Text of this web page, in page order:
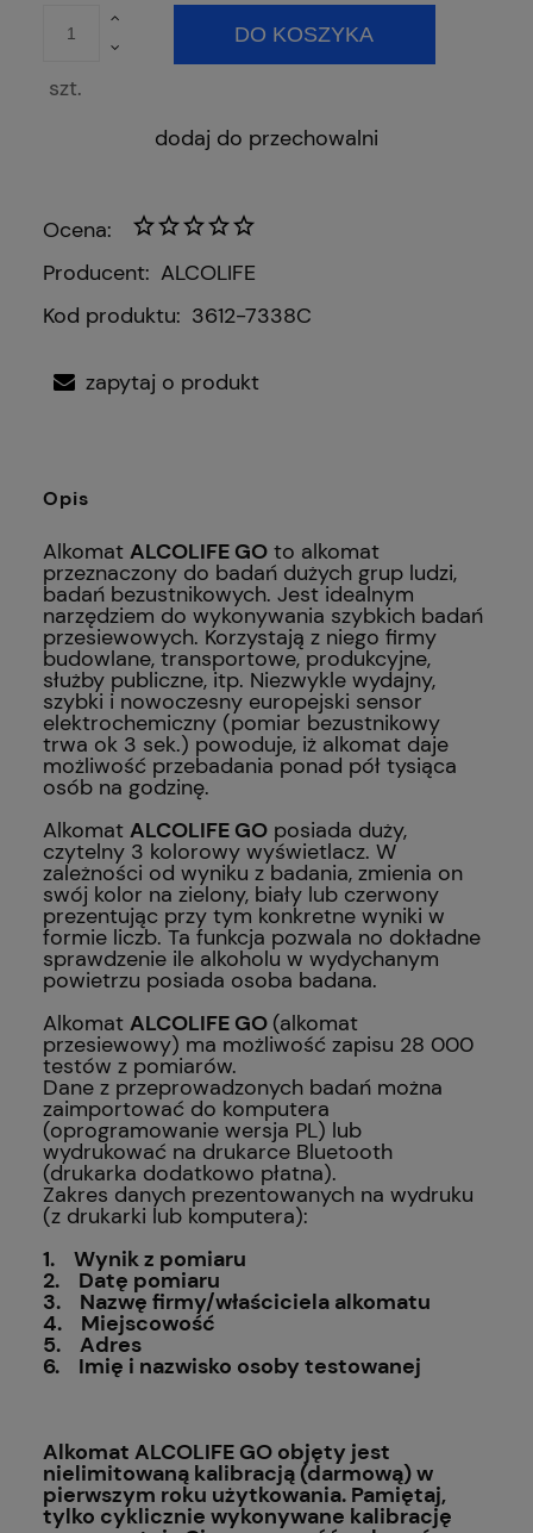
szt.
DO KOSZYKA
dodaj do przechowalni
Ocena:
Producent: ALCOLIFE
Kod produktu: 3612-7338C
zapytaj o produkt
Opis
Alkomat ALCOLIFE GO to alkomat
przeznaczony do badań dużych grup ludzi,
badań bezustnikowych. Jest idealnym
narzędziem do wykonywania szybkich badań
przesiewowych. Korzystają z niego firmy
budowlane, transportowe, produkcyjne,
służby publiczne, itp. Niezwykle wydajny,
szybki i nowoczesny europejski sensor
elektrochemiczny (pomiar bezustnikowy
trwa ok 3 sek.) powoduje, iż alkomat daje
możliwość przebadania ponad pół tysiąca
osób na godzinę.
Alkomat ALCOLIFE GO posiada duży,
czytelny 3 kolorowy wyświetlacz. W
zależności od wyniku z badania, zmienia on
swój kolor na zielony, biały lub czerwony
prezentując przy tym konkretne wyniki w
formie liczb. Ta funkcja pozwala no dokładne
sprawdzenie ile alkoholu w wydychanym
powietrzu posiada osoba badana.
Alkomat ALCOLIFE GO (alkomat
przesiewowy) ma możliwość zapisu 28 000
testów z pomiarów.
Dane z przeprowadzonych badań można
zaimportować do komputera
(oprogramowanie wersja PL) lub
wydrukować na drukarce Bluetooth
(drukarka dodatkowo płatna).
Zakres danych prezentowanych na wydruku
(z drukarki lub komputera):
1. Wynik z pomiaru
2. Datę pomiaru
3. Nazwę firmy/właściciela alkomatu
4. Miejscowość
5. Adres
6. Imię i nazwisko osoby testowanej
Alkomat ALCOLIFE GO objęty jest
nielimitowaną kalibracją (darmową) w
pierwszym roku użytkowania. Pamiętaj,
tylko cyklicznie wykonywane kalibrację